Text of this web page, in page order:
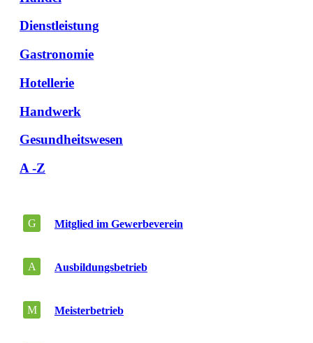
Dienstleistung
Gastronomie
Hotellerie
Handwerk
Gesundheitswesen
A -Z
G Mitglied im Gewerbeverein
A Ausbildungsbetrieb
M Meisterbetrieb